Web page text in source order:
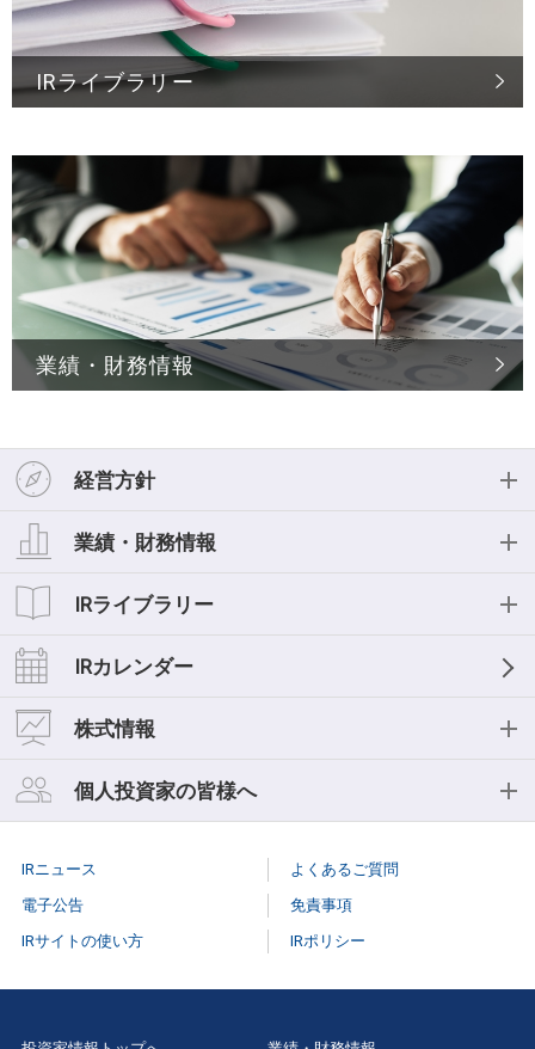
経営方針
経営方針
投資家の皆様へ
中期経営計画
事業等のリスク
役員紹介
業績・財務情報
業績・財務情報
業績ハイライト
キャッシュフロー
セグメント情報
IRライブラリー
IRライブラリー
IR資料一覧
決算説明会
スモールミーティング/事業説明会
有価証券報告書
株主様向け報告書
IRカレンダー
株式情報
株式情報
株主総会
株式事務手続き
個人投資家の皆様へ
個人投資家説明会
IRニュース
よくあるご質問
電子公告
免責事項
IRサイトの使い方
IRポリシー
IRライブラリー
業績・財務情報